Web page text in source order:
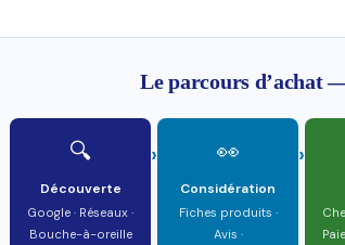
Le parcours d’achat
🔍
Découverte
Google · Réseaux ·
Bouche-à-oreille
› 👀
Considération
Fiches produits ·
Avis ·
›